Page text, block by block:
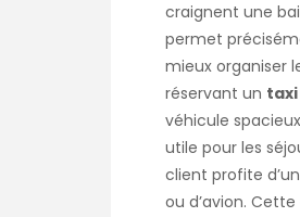
craignent une
permet
mieux organiser
réservant un
véhicule
utile pour les
client profite
ou d’avion.